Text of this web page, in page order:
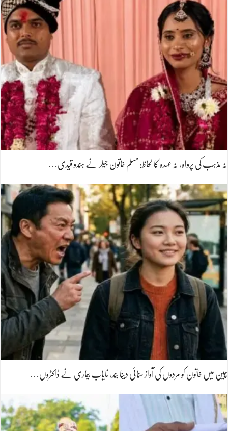
نہ مذہب کی پرواہ، نہ عہدہ کا لحاظ: مسلم خاتون جیلر نے ہندو قیدی…
چین میں خاتون کو مردوں کی آواز سنائی دینا بند، نایاب بیماری نے ڈاکٹروں…